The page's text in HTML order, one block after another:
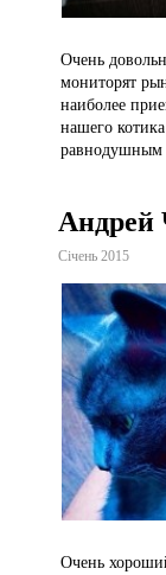
Очень
мониторят
наиболее
нашего
равнодушным
Андрей
Січень 2015
Очень